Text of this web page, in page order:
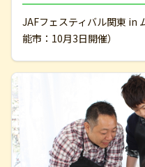
JAFフェスティバル関東 in
能市：10月3日開催）